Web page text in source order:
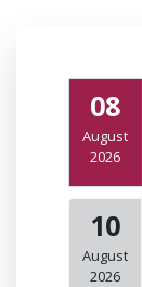
08
August
2026
10
August
2026